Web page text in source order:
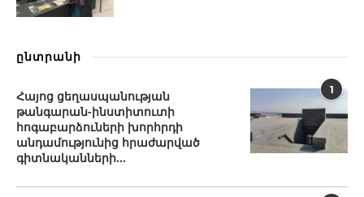
ընտրանի
1
Հայոց ցեղասպանության
թանգարան-ինստիտուտի
հոգաբարձուների խորհրդի
անդամությունից հրաժարված
գիտնականների...